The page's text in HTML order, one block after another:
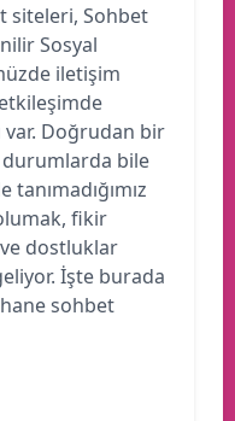
siteleri, Sohbet
Sosyal
iletişim
Doğrudan bir
bile
fikir
dostluklar
İşte burada
hane sohbet